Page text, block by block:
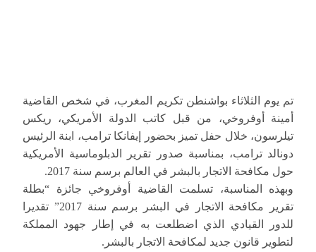
تم يوم الثلاثاء بواشنطن تكريم المغرب، في شخص القاضية
أمينة أوفروخي، من قبل كاتب الدولة الأمريكي، ريكس
تيلرسون، خلال حفل تميز بحضور إيفانكا ترامب، ابنة الرئيس
دونالد ترامب، بمناسبة صدور تقرير الدبلوماسية الأمريكية
حول مكافحة الاتجار بالبشر في العالم برسم سنة 2017.
وبهذه المناسبة، تسلمت القاضية أوفروخي جائزة “بطلة
تقرير مكافحة الاتجار في البشر برسم سنة 2017” تقديرا
للدور القيادي الذي اضطلعت به في إطار جهود المملكة
لتطوير قانون جديد لمكافحة الاتجار بالبشر.